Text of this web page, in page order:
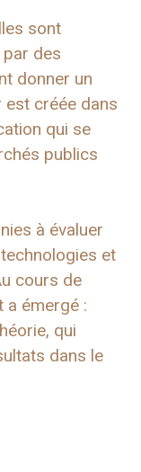
sont
des
donner un
est créée dans
qui se
publics
à évaluer
et
cours de
a émergé :
qui
dans le